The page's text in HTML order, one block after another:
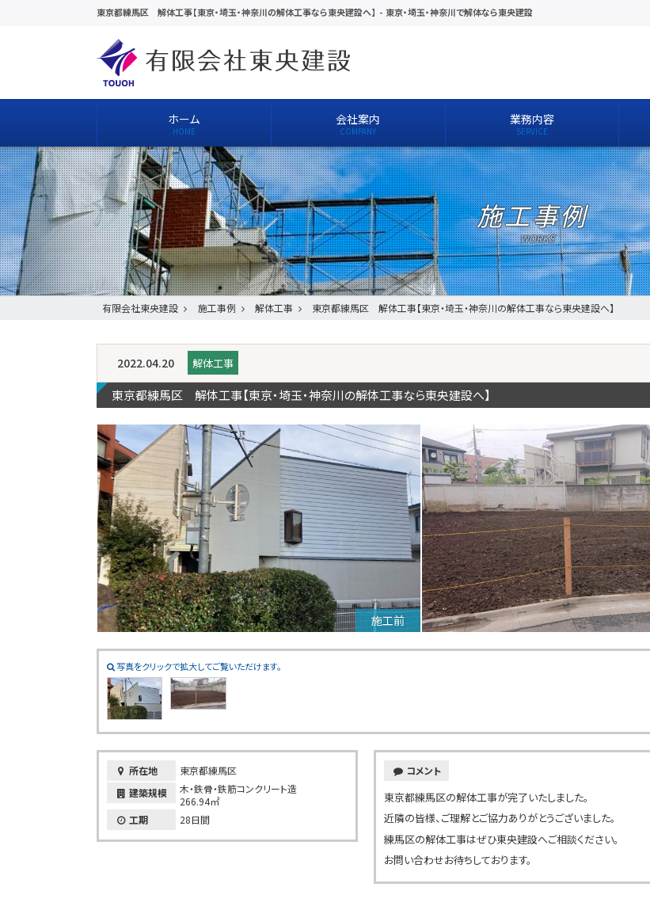
東京都練馬区 解体工事【東京・埼玉・神奈川の解体工事なら東央建設へ】 - 東京・埼玉・神奈川で解体なら東央建設
ホーム 会社案内 業務内容
施工事例
有限会社東央建設 施工事例 解体工事 東京都練馬区 解体工事【東京・埼玉・神奈川の解体工事なら東央建設へ】
2022.04.20 解体工事
東京都練馬区 解体工事【東京・埼玉・神奈川の解体工事なら東央建設へ】
施工前
写真をクリックで拡大してご覧いただけます。
所在地
東京都練馬区
建築規模
木・鉄骨・鉄筋コンクリート造
266.94㎡
工期
28日間
コメント
東京都練馬区の解体工事が完了いたしました。
近隣の皆様、ご理解とご協力ありがとうございました。
練馬区の解体工事はぜひ東央建設へご相談ください。
お問い合わせお待ちしております。